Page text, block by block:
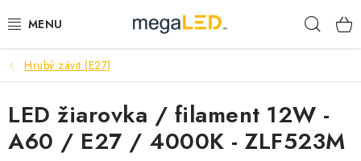
na
PRIEMYSEL
SVIETIDLÁ
ŽIAROVKY A TRUBICE
Hrubý závit (E27)
LED žiarovka / filament 12W -
A60 / E27 / 4000K - ZLF523M